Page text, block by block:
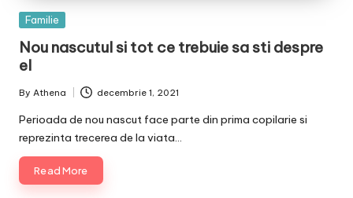
Posted
Familie
Nou nascutul si tot ce trebuie sa sti despre
el
Posted
by
By Athena decembrie 1, 2021
Perioada de nou nascut face parte din prima copilarie si
reprezinta trecerea de la viata…
Read More